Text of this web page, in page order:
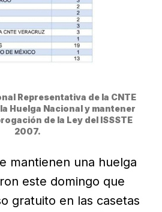
Representativa de la CNTE
Huelga Nacional y mantener
de la Ley del ISSSTE
2007.
mantienen una huelga
este domingo que
gratuito en las casetas